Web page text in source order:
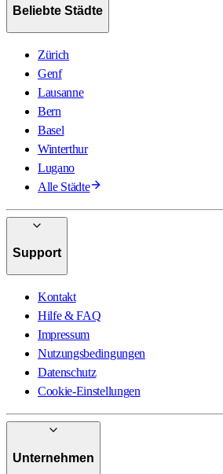
Beliebte Städte
Zürich
Genf
Lausanne
Bern
Basel
Winterthur
Lugano
Alle Städte
Support
Kontakt
Hilfe & FAQ
Impressum
Nutzungsbedingungen
Datenschutz
Cookie-Einstellungen
Unternehmen